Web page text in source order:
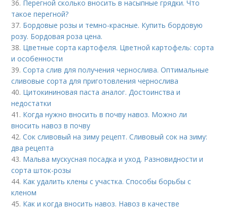
36. Перегной сколько вносить в насыпные грядки. Что
такое перегной?
37. Бордовые розы и темно-красные. Купить бордовую
розу. Бордовая роза цена.
38. Цветные сорта картофеля. Цветной картофель: сорта
и особенности
39.Сорта слив для получения чернослива. Оптимальные
сливовые сорта для приготовления чернослива
40. Цитокининовая паста аналог. Достоинства и
недостатки
41. Когда нужно вносить в почву навоз. Можно ли
вносить навоз в почву
42.Сок сливовый на зиму рецепт. Сливовый сок на зиму:
два рецепта
43. Мальва мускусная посадка и уход. Разновидности и
сорта шток-розы
44. Как удалить клены с участка. Способы борьбы с
кленом
45. Как и когда вносить навоз. Навоз в качестве